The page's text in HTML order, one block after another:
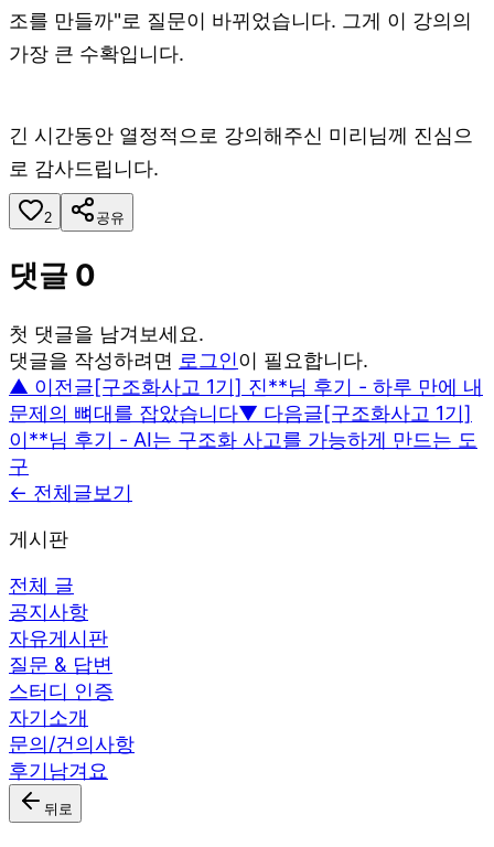
조를 만들까"로 질문이 바뀌었습니다. 그게 이 강의의
가장 큰 수확입니다.
긴 시간동안 열정적으로 강의해주신 미리님께 진심으
로 감사드립니다.
2 공유
댓글 0
첫 댓글을 남겨보세요.
댓글을 작성하려면 로그인이 필요합니다.
▲ 이전글[구조화사고 1기] 진**님 후기 - 하루 만에 내
문제의 뼈대를 잡았습니다▼ 다음글[구조화사고 1기]
이**님 후기 - AI는 구조화 사고를 가능하게 만드는 도
구
← 전체글보기
게시판
전체 글
공지사항
자유게시판
질문 & 답변
스터디 인증
자기소개
문의/건의사항
후기남겨요
뒤로